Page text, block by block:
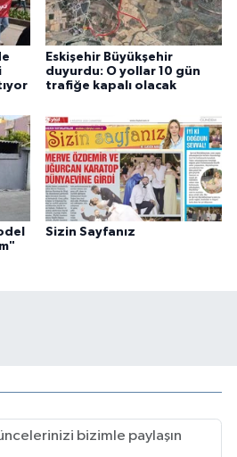
Eskişehir Büyükşehir
duyurdu: O yollar 10 gün
trafiğe kapalı olacak
Sizin Sayfanız